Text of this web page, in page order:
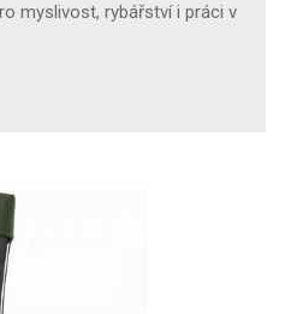
myslivost, rybářství i práci v